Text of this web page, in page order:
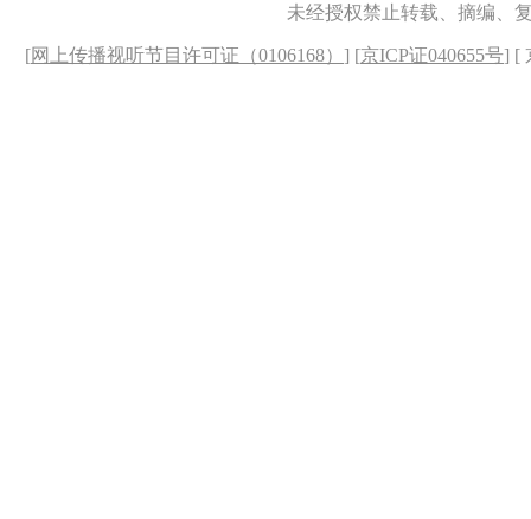
未经授权禁止转载、摘编、
[网上传播视听节目许可证（0106168） ] [京ICP证040655号] [